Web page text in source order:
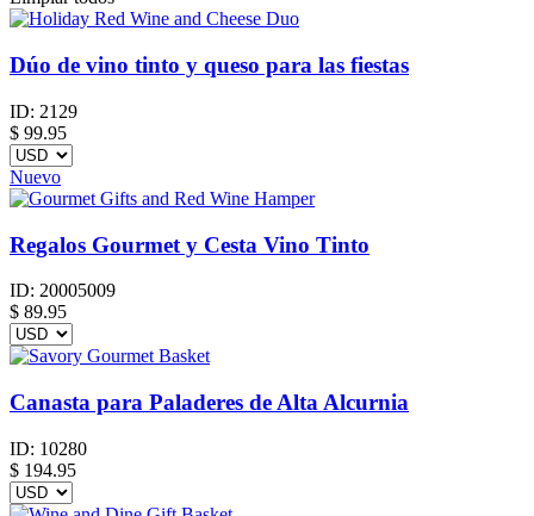
Dúo de vino tinto y queso para las fiestas
ID: 2129
$ 99.95
Nuevo
Regalos Gourmet y Cesta Vino Tinto
ID: 20005009
$ 89.95
Canasta para Paladeres de Alta Alcurnia
ID: 10280
$ 194.95